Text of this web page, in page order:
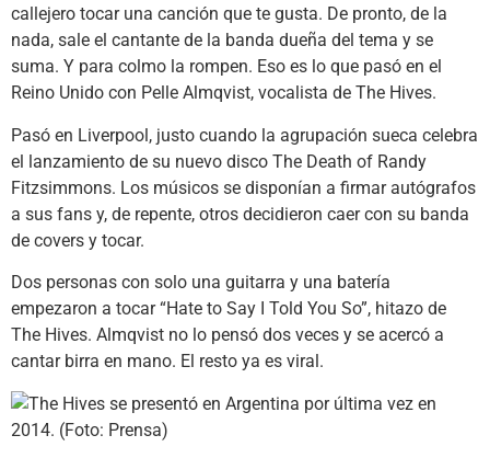
callejero tocar una canción que te gusta. De pronto, de la
nada, sale el cantante de la banda dueña del tema y se
suma. Y para colmo la rompen. Eso es lo que pasó en el
Reino Unido con Pelle Almqvist, vocalista de The Hives.
Pasó en Liverpool, justo cuando la agrupación sueca celebra
el lanzamiento de su nuevo disco The Death of Randy
Fitzsimmons. Los músicos se disponían a firmar autógrafos
a sus fans y, de repente, otros decidieron caer con su banda
de covers y tocar.
Dos personas con solo una guitarra y una batería
empezaron a tocar “Hate to Say I Told You So”, hitazo de
The Hives. Almqvist no lo pensó dos veces y se acercó a
cantar birra en mano. El resto ya es viral.